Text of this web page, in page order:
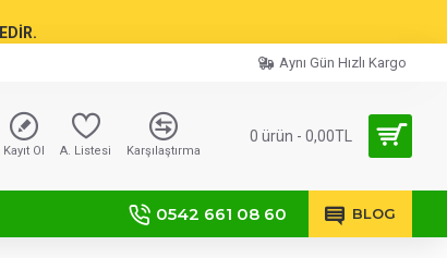
Aynı Gün Hızlı Kargo
Kayıt Ol A. Listesi Karşılaştırma
0 ürün - 0,00TL
0542 661 08 60 BLOG